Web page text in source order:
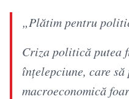
„Plătim pentru
Criza politică putea
înțelepciune, care
macroeconomică